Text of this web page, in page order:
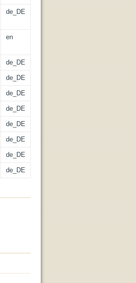
de_DE
en
de_DE
de_DE
de_DE
de_DE
de_DE
de_DE
de_DE
de_DE